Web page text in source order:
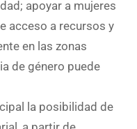
apoyar a mujeres
acceso a recursos y
en las zonas
de género puede
la posibilidad de